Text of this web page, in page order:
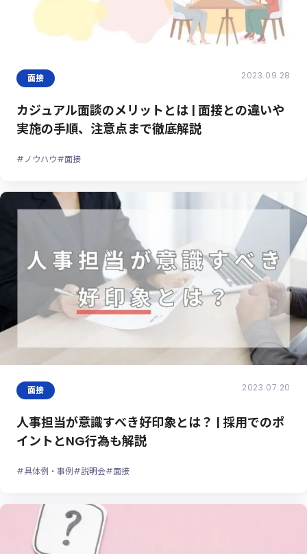
面接 2023.09.28
カジュアル面談のメリットとは | 面接との違いや
実施の手順、注意点まで徹底解説
#ノウハウ#面接
面接 2023.07.20
人事担当が意識すべき好印象とは？ | 採用でのポ
イントとNG行為も解説
#具体例・事例#説明会#面接